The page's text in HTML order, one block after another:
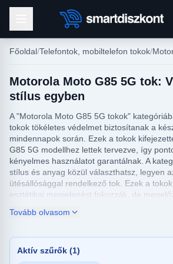
Főoldal Telefontok, mobiltelefon tokok
Motorola Moto G85 5G tok:
stílus egyben
A "Motorola Moto G85 5G tokok"
tokok tökéletes védelmet biztosítanak a
mindennapok során. Ezek a tokok
G85 5G modellhez lettek tervezve, így
kényelmes használatot garantálnak. A
stílus és anyag közül választhatsz, legyen
ütésállósággal rendelkező tok. Ezek a tokok
esztétikai megjelenést fokozzák, de
állapotát.
Fedezd fel a "Motorola Moto G85 5G tokok"
meg a számodra legmegfelelőbb védelmi
sportos, akár elegáns megjelenést keresel,
Tovább olvasom
Aktív szűrők (1)